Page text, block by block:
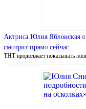
Актриса Юлия Яблонская о
смотрит прямо сейчас
ТНТ продолжает показывать